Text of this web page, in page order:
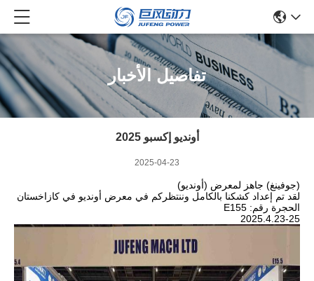
تفاصيل الأخبار
أونديو إكسبو 2025
2025-04-23
(جوفينغ) جاهز لمعرض (أونديو)
لقد تم إعداد كشكنا بالكامل وننتظركم في معرض أونديو في كازاخستان
الحجرة رقم: E155
2025.4.23-25